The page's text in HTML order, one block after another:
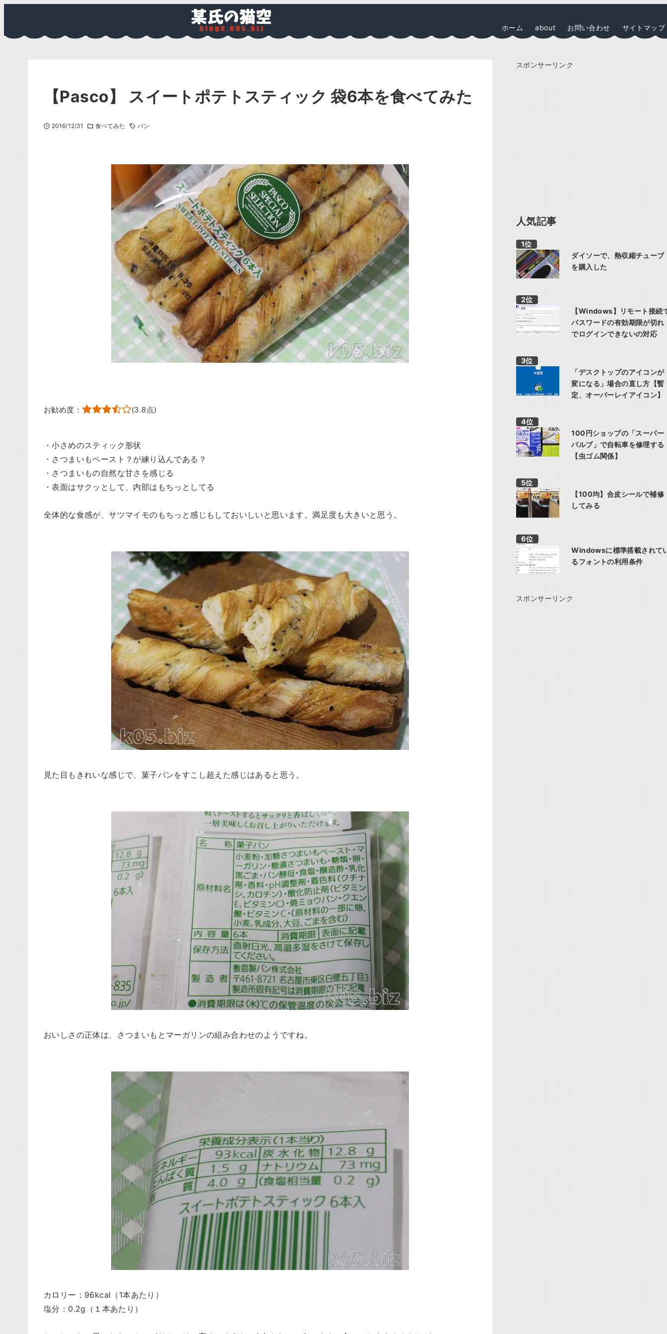
ホーム about お問い合わせ サイトマップ
【Pasco】 スイートポテトスティック 袋6本を食べてみた
2016/12/31 食べてみた パン
お勧め度： (3.8点)
・小さめのスティック形状
・さつまいもペースト？が練り込んである？
・さつまいもの自然な甘さを感じる
・表面はサクッとして、内部はもちっとしてる
全体的な食感が、サツマイモのもちっと感じもしておいしいと思います。満足度も大きいと思う。
見た目もきれいな感じで、菓子パンをすこし超えた感じはあると思う。
おいしさの正体は、さつまいもとマーガリンの組み合わせのようですね。
カロリー：96kcal（1本あたり）
塩分：0.2g（１本あたり）
スポンサーリンク
人気記事
ダイソーで、熱収縮チューブ
を購入した
【Windows】リモート接続
パスワードの有効期限が切れ
でログインできないの対応
「デスクトップのアイコンが
変になる」場合の直し方【暫
定、オーバーレイアイコン】
100円ショップの「スーパー
バルブ」で自転車を修理する
【虫ゴム関係】
【100均】合皮シールで補修
してみる
Windowsに標準搭載されて
るフォントの利用条件
スポンサーリンク